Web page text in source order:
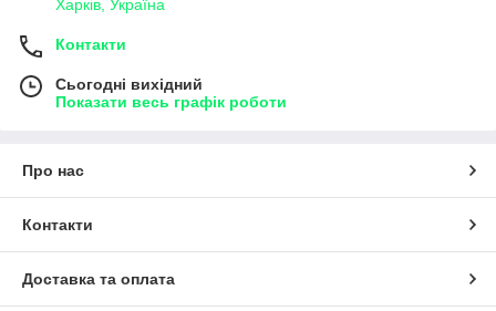
Харків, Україна
Контакти
Сьогодні вихідний
Показати весь графік роботи
Про нас
Контакти
Доставка та оплата